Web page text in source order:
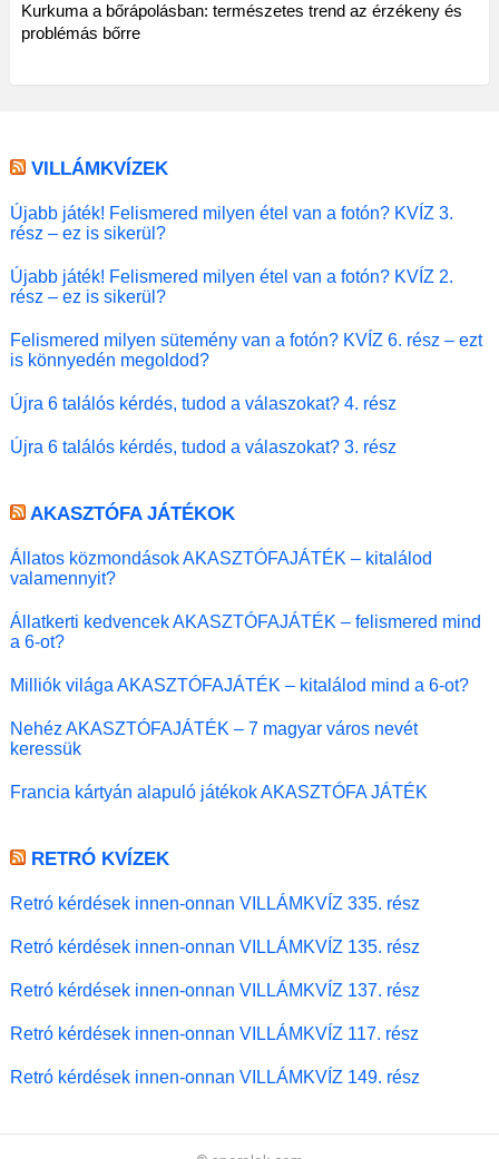
Kurkuma a bőrápolásban: természetes trend az érzékeny és
problémás bőrre
VILLÁMKVÍZEK
Újabb játék! Felismered milyen étel van a fotón? KVÍZ 3.
rész – ez is sikerül?
Újabb játék! Felismered milyen étel van a fotón? KVÍZ 2.
rész – ez is sikerül?
Felismered milyen sütemény van a fotón? KVÍZ 6. rész – ezt
is könnyedén megoldod?
Újra 6 találós kérdés, tudod a válaszokat? 4. rész
Újra 6 találós kérdés, tudod a válaszokat? 3. rész
AKASZTÓFA JÁTÉKOK
Állatos közmondások AKASZTÓFAJÁTÉK – kitalálod
valamennyit?
Állatkerti kedvencek AKASZTÓFAJÁTÉK – felismered mind
a 6-ot?
Milliók világa AKASZTÓFAJÁTÉK – kitalálod mind a 6-ot?
Nehéz AKASZTÓFAJÁTÉK – 7 magyar város nevét
keressük
Francia kártyán alapuló játékok AKASZTÓFA JÁTÉK
RETRÓ KVÍZEK
Retró kérdések innen-onnan VILLÁMKVÍZ 335. rész
Retró kérdések innen-onnan VILLÁMKVÍZ 135. rész
Retró kérdések innen-onnan VILLÁMKVÍZ 137. rész
Retró kérdések innen-onnan VILLÁMKVÍZ 117. rész
Retró kérdések innen-onnan VILLÁMKVÍZ 149. rész